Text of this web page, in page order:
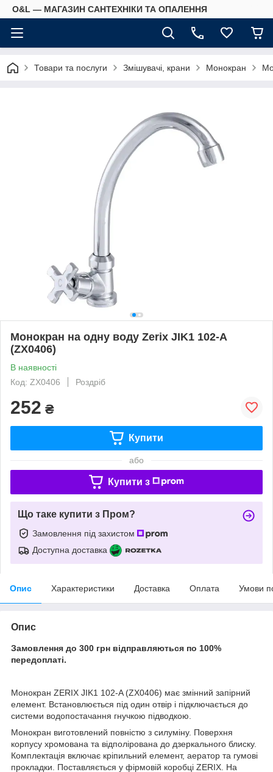
O&L — МАГАЗИН САНТЕХНІКИ ТА ОПАЛЕННЯ
Товари та послуги Змішувачі, крани Монокран
Монокран на одну воду Zerix JIK1 102-A
(ZX0406)
В наявності
Код: ZX0406
Роздріб
252 ₴
Купити
або
Купити з
Що таке купити з Пром?
Замовлення під захистом
Доступна доставка
Опис Характеристики Доставка Оплата Умови
Опис
Замовлення до 300 грн відправляються по 100%
передоплаті.
Монокран ZERIX JIK1 102-A (ZX0406) має змінний запірний
елемент. Встановлюється під один отвір і підключається до
системи водопостачання гнучкою підводкою.
Монокран виготовлений повністю з силуміну. Поверхня
корпусу хромована та відполірована до дзеркального блиску.
Комплектація включає кріпильний елемент, аератор та гумові
прокладки. Поставляється у фірмовій коробці ZERIX. На